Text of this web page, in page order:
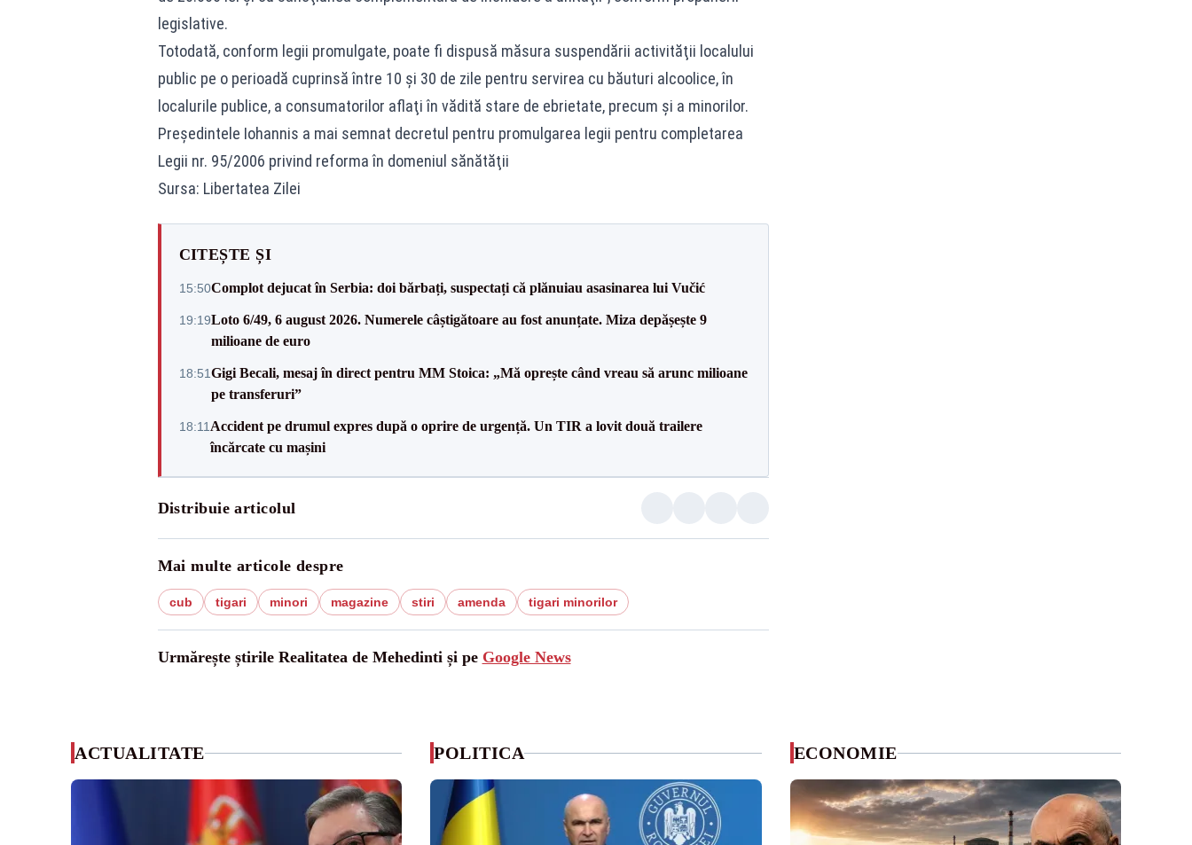
legislative.
Totodată, conform legii promulgate, poate fi dispusă măsura suspendării activităţii localului
public pe o perioadă cuprinsă între 10 şi 30 de zile pentru servirea cu băuturi alcoolice, în
localurile publice, a consumatorilor aflaţi în vădită stare de ebrietate, precum şi a minorilor.
Preşedintele Iohannis a mai semnat decretul pentru promulgarea legii pentru completarea
Legii nr. 95/2006 privind reforma în domeniul sănătăţii
Sursa: Libertatea Zilei
CITEȘTE ȘI
15:50Complot dejucat în Serbia: doi bărbați, suspectați că plănuiau asasinarea lui Vučić
19:19Loto 6/49, 6 august 2026. Numerele câștigătoare au fost anunțate. Miza depășește 9
milioane de euro
18:51Gigi Becali, mesaj în direct pentru MM Stoica: „Mă oprește când vreau să arunc milioane
pe transferuri”
18:11 Accident pe drumul expres după o oprire de urgență. Un TIR a lovit două trailere
încărcate cu mașini
Distribuie articolul
Mai multe articole despre
cub tigari minori magazine stiri amenda tigari minorilor
Urmărește știrile Realitatea de Mehedinti și pe Google News
ACTUALITATE POLITICA ECONOMIE